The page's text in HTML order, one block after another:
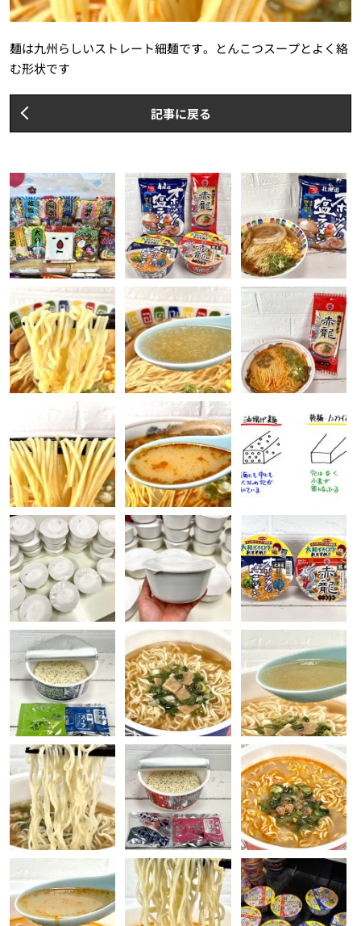
麺は九州らしいストレート細麺です。とんこつスープとよく絡
む形状です
記事に戻る